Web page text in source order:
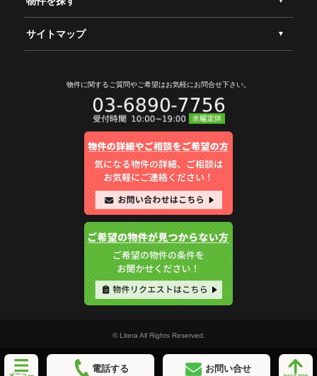
サイトマップ
物件に関するご質問やご希望はお気軽にお問合せ下さい。
© Litera All Rights Reserved.
電話する お問い合せ